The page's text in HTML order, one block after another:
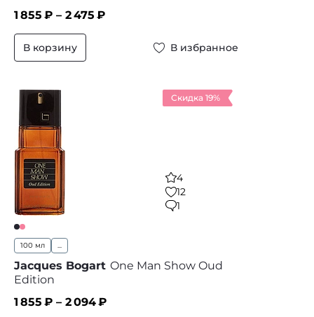
1 855 ₽ – 2 475 ₽
В корзину В избранное
Скидка 19%
4
12
1
100 мл ...
Jacques Bogart One Man Show Oud
Edition
1 855 ₽ – 2 094₽